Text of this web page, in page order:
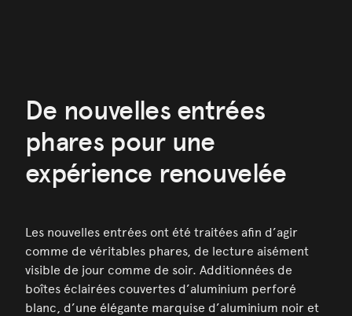
De nouvelles entrées
phares pour une
expérience renouvelée
Les nouvelles entrées ont été traitées afin d’agir
comme de véritables phares, de lecture aisément
visible de jour comme de soir. Additionnées de
boîtes éclairées couvertes d’aluminium perforé
blanc, d’une élégante marquise d’aluminium noir et